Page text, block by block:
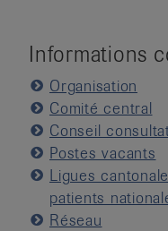
Informations
Organisation
Comité central
Conseil
Postes vacants
Ligues
patients
Réseau